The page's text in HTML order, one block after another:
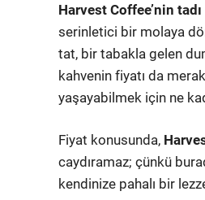
Harvest Coffee’nin tadı
serinletici bir molaya
tat, bir tabakla gelen
kahvenin fiyatı da
yaşayabilmek için ne
Fiyat konusunda,
caydıramaz; çünkü
kendinize pahalı bir